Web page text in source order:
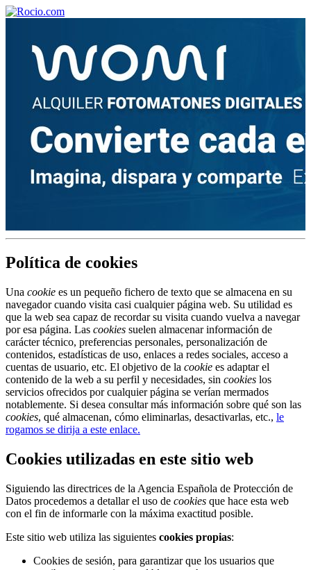
Política de cookies
Una cookie es un pequeño fichero de texto que se almacena en su
navegador cuando visita casi cualquier página web. Su utilidad es
que la web sea capaz de recordar su visita cuando vuelva a navegar
por esa página. Las cookies suelen almacenar información de
carácter técnico, preferencias personales, personalización de
contenidos, estadísticas de uso, enlaces a redes sociales, acceso a
cuentas de usuario, etc. El objetivo de la cookie es adaptar el
contenido de la web a su perfil y necesidades, sin cookies los
servicios ofrecidos por cualquier página se verían mermados
notablemente. Si desea consultar más información sobre qué son las
cookies, qué almacenan, cómo eliminarlas, desactivarlas, etc., le
rogamos se dirija a este enlace.
Cookies utilizadas en este sitio web
Siguiendo las directrices de la Agencia Española de Protección de
Datos procedemos a detallar el uso de cookies que hace esta web
con el fin de informarle con la máxima exactitud posible.
Este sitio web utiliza las siguientes cookies propias:
Cookies de sesión, para garantizar que los usuarios que
¡Bienvenido! Soy el asistente virtual de rocio.com.
¿En qué puedo ayudarte?
¿Cuándo se construyó la primera ermita?
El traslado cada siete años
¿Cuales son los actos principales que se celebran en el
Rocío?
Quiero hacer el camino,¿que tengo que hacer?
En el Rocío, ¿dónde me alojo?